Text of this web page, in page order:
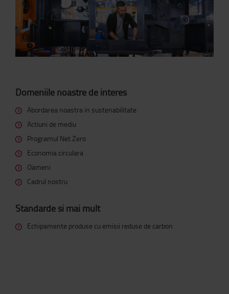
Domeniile noastre de interes
Abordarea noastra in sustenabilitate
Actiuni de mediu
Programul Net Zero
Economia circulara
Oameni
Cadrul nostru
Standarde si mai mult
Echipamente produse cu emisii reduse de carbon